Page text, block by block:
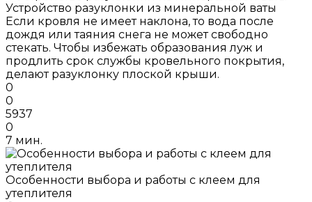
Устройство разуклонки из минеральной ваты
Если кровля не имеет наклона, то вода после
дождя или таяния снега не может свободно
стекать. Чтобы избежать образования луж и
продлить срок службы кровельного покрытия,
делают разуклонку плоской крыши.
0
0
5937
0
7 мин.
Особенности выбора и работы с клеем для
утеплителя